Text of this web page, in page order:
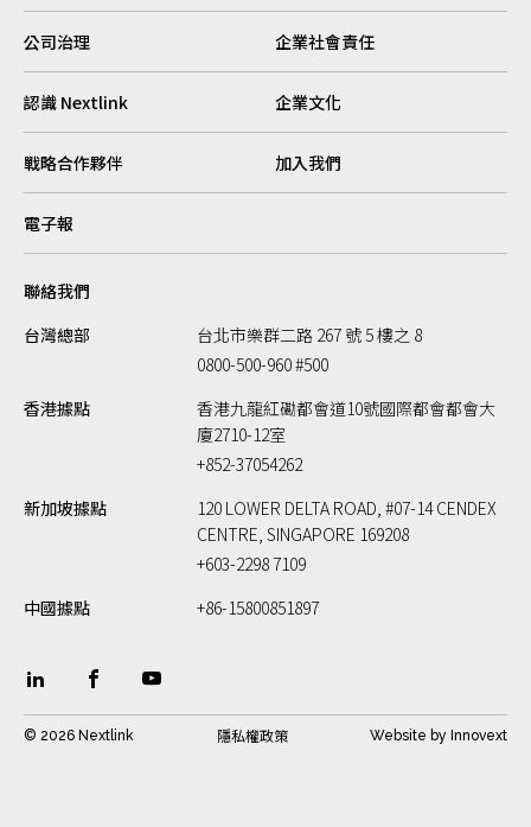
公司治理 企業社會責任
認識 Nextlink 企業文化
戰略合作夥伴 加入我們
電子報
聯絡我們
台灣總部
台北市樂群二路 267 號 5 樓之 8
0800-500-960 #500
香港據點
香港九龍紅磡都會道10號國際都會都會大
廈2710-12室
+852-37054262
新加坡據點
120 LOWER DELTA ROAD, #07-14 CENDEX
CENTRE, SINGAPORE 169208
+603-2298 7109
中國據點
+86-15800851897
© 2026 Nextlink 隱私權政策 Website by Innovext